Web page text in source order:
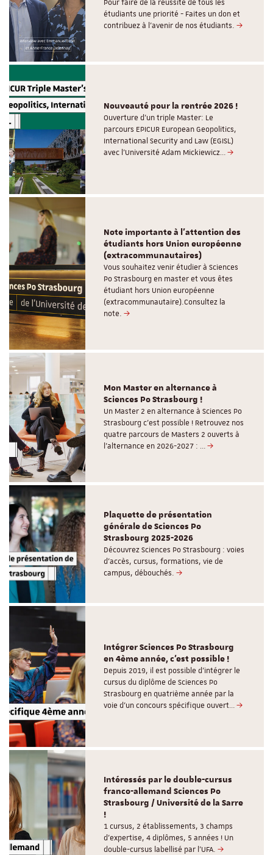
Pour faire de la réussite de tous les
étudiants une priorité - Faites un don et
contribuez à l’avenir de nos étudiants.
Nouveauté pour la rentrée 2026 !
Ouverture d'un triple Master: Le
parcours EPICUR European Geopolitics,
International Security and Law (EGISL)
avec l’Université Adam Mickiewicz…
Note importante à l'attention des
étudiants hors Union européenne
(extracommunautaires)
Vous souhaitez venir étudier à Sciences
Po Strasbourg en master et vous êtes
étudiant hors Union européenne
(extracommunautaire).Consultez la
note.
Mon Master en alternance à
Sciences Po Strasbourg !
Un Master 2 en alternance à Sciences Po
Strasbourg c'est possible ! Retrouvez nos
quatre parcours de Masters 2 ouverts à
l'alternance en 2026-2027 : …
Plaquette de présentation
générale de Sciences Po
Strasbourg 2025-2026
Découvrez Sciences Po Strasbourg : voies
d'accès, cursus, formations, vie de
campus, débouchés.
Intégrer Sciences Po Strasbourg
en 4ème année, c'est possible !
Depuis 2019, il est possible d’intégrer le
cursus du diplôme de Sciences Po
Strasbourg en quatrième année par la
voie d’un concours spécifique ouvert…
Intéressés par le double-cursus
franco-allemand Sciences Po
Strasbourg / Université de la Sarre
!
1 cursus, 2 établissements, 3 champs
d’expertise, 4 diplômes, 5 années ! Un
double-cursus labellisé par l'UFA.